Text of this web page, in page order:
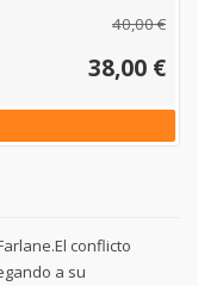
40,00 €
38,00 €
conflicto
a su